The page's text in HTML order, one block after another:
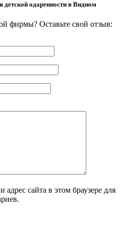
детской одаренности в Видном
фирмы? Оставьте свой отзыв:
сайта в этом браузере для